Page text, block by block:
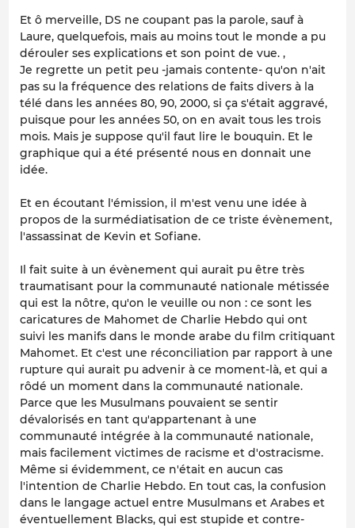
Et ô merveille, DS ne coupant pas la parole, sauf à
Laure, quelquefois, mais au moins tout le monde a pu
dérouler ses explications et son point de vue. ,
Je regrette un petit peu -jamais contente- qu'on n'ait
pas su la fréquence des relations de faits divers à la
télé dans les années 80, 90, 2000, si ça s'était aggravé,
puisque pour les années 50, on en avait tous les trois
mois. Mais je suppose qu'il faut lire le bouquin. Et le
graphique qui a été présenté nous en donnait une
idée.
Et en écoutant l'émission, il m'est venu une idée à
propos de la surmédiatisation de ce triste évènement,
l'assassinat de Kevin et Sofiane.
Il fait suite à un évènement qui aurait pu être très
traumatisant pour la communauté nationale métissée
qui est la nôtre, qu'on le veuille ou non : ce sont les
caricatures de Mahomet de Charlie Hebdo qui ont
suivi les manifs dans le monde arabe du film critiquant
Mahomet. Et c'est une réconciliation par rapport à une
rupture qui aurait pu advenir à ce moment-là, et qui a
rôdé un moment dans la communauté nationale.
Parce que les Musulmans pouvaient se sentir
dévalorisés en tant qu'appartenant à une
communauté intégrée à la communauté nationale,
mais facilement victimes de racisme et d'ostracisme.
Même si évidemment, ce n'était en aucun cas
l'intention de Charlie Hebdo. En tout cas, la confusion
dans le langage actuel entre Musulmans et Arabes et
éventuellement Blacks, qui est stupide et contre-